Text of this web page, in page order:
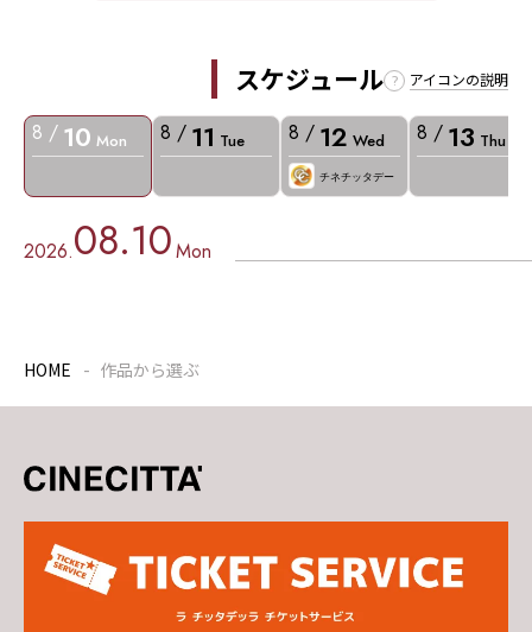
スケジュール アイコンの説明
8 / 10 Mon 8 / 11 Tue 8 / 12 Wed
チネチッタデー
8 / 13 Thu
2026.08.10Mon
HOME 作品から選ぶ